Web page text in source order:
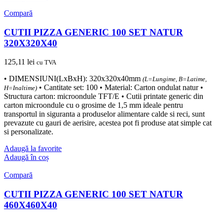
Compară
CUTII PIZZA GENERIC 100 SET NATUR
320X320X40
125,11 lei cu TVA
• DIMENSIUNI(LxBxH): 320x320x40mm (L=Lungime, B=Latime,
H=Inaltime) • Cantitate set: 100 • Material: Carton ondulat natur •
Structura carton: microondule TFT/E • Cutii printate generic din
carton microondule cu o grosime de 1,5 mm ideale pentru
transportul in siguranta a produselor alimentare calde si reci, sunt
prevazute cu gauri de aerisire, acestea pot fi produse atat simple cat
si personalizate.
Adaugă la favorite
Adaugă în coș
Compară
CUTII PIZZA GENERIC 100 SET NATUR
460X460X40